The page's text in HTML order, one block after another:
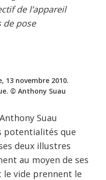
de l’appareil
de pose
13 novembre 2010.
© Anthony Suau
Suau
potentialités que
deux illustres
au moyen de ses
le vide prennent le